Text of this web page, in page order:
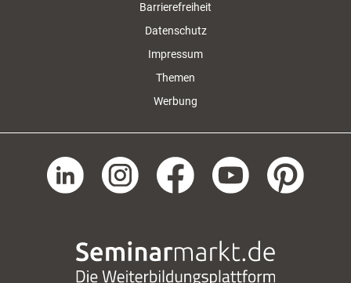
Barrierefreiheit
Datenschutz
Impressum
Themen
Werbung